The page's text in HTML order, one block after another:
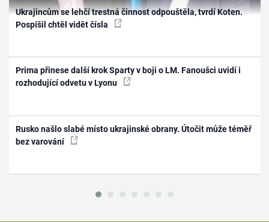
Ukrajincům se lehčí trestná činnost odpouštěla, tvrdí Koten.
Pospíšil chtěl vidět čísla
Prima přinese další krok Sparty v boji o LM. Fanoušci uvidí i
rozhodující odvetu v Lyonu
Rusko našlo slabé místo ukrajinské obrany. Útočit může téměř
bez varování